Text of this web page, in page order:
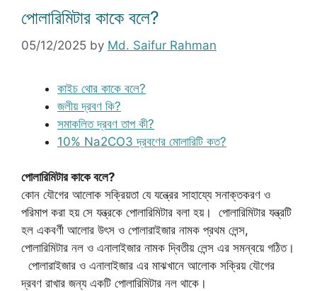
পোলারিমিটার কাকে বলে?
05/12/2025 by Md. Saifur Rahman
কাইচ থোর কাকে বলে?
জলীয় দ্রবণ কি?
সমাকলিত দ্রবণ তাপ কী?
10% Na2CO3 দ্রবণের মোলারিটি কত?
পোলারিমিটার কাকে বলে?
কোন যৌগের আলোক সক্রিয়তা যে যন্ত্রের সাহায্যে সনাক্তকরণ ও
পরিমাপ করা হয় সে যন্ত্রকে পোলারিমিটার বলা হয়। পোলারিমিটার যন্ত্রটি
হল একবর্ণী আলোর উৎস ও পোলারাইজার নামক প্রথম লেন্স,
পোলারিমিটার নল ও এনালাইজার নামক দ্বিতীয় লেন্স এর সমন্বয়ে গঠিত।
পোলারাইজার ও এনালাইজার এর মাঝখানে আলোক সক্রিয় যৌগের
দ্রবণ রাখার জন্য একটি পোলারিমিটার নল থাকে।